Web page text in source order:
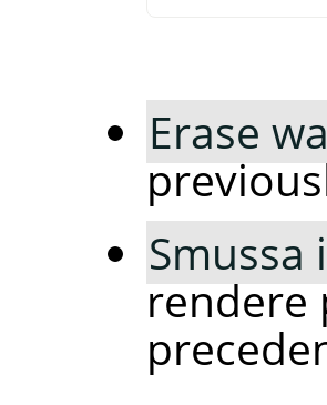
Erase
Smussa
rendere